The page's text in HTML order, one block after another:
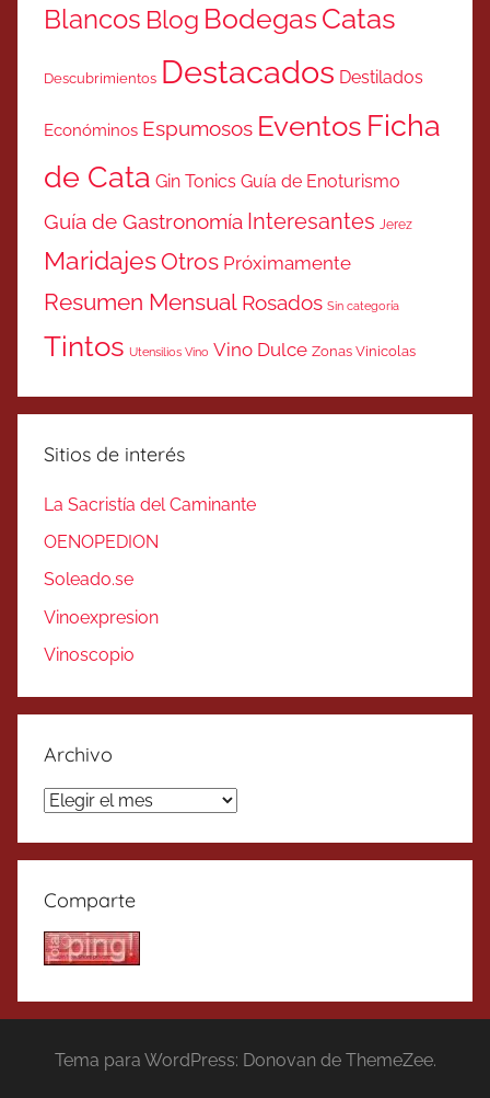
Blancos Blog BodegasCatas
Descubrimientos Destacados Destilados
Económinos Espumosos Eventos Ficha
de Cata Gin Tonics Guía de Enoturismo
Guía de Gastronomía Interesantes Jerez
MaridajesOtros Próximamente
Resumen Mensual Rosados Sin categoría
Tintos Utensilios Vino Vino Dulce Zonas Vinicolas
Sitios de interés
La Sacristía del Caminante
OENOPEDION
Soleado.se
Vinoexpresion
Vinoscopio
Archivo
Archivo
Comparte
Tema para WordPress: Donovan de ThemeZee.